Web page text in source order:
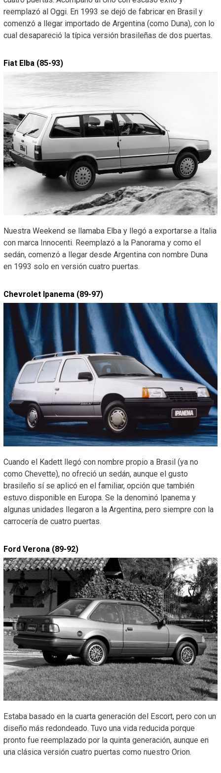
reemplazó al Oggi. En 1993 se dejó de fabricar en Brasil y
comenzó a llegar importado de Argentina (como Duna), con lo
cual desapareció la típica versión brasileñas de dos puertas.
Fiat Elba (85-93)
Nuestra Weekend se llamaba Elba y llegó a exportarse a Italia
con marca Innocenti. Reemplazó a la Panorama y como el
sedán, comenzó a llegar desde Argentina con nombre Duna
en 1993 solo en versión cuatro puertas.
Chevrolet Ipanema (89-97)
Cuando el Kadett llegó con nombre propio a Brasil (ya no
como Chevette), no ofreció un sedán, aunque el gusto
brasileño sí se aplicó en el familiar, opción que también
estuvo disponible en Europa. Se la denominó Ipanema y
algunas unidades llegaron a la Argentina, pero siempre con la
carrocería de cuatro puertas.
Ford Verona (89-92)
Estaba basado en la cuarta generación del Escort, pero con un
diseño más redondeado. Tuvo una vida reducida porque
pronto fue reemplazado por la quinta generación, aunque en
una clásica versión cuatro puertas como nuestro Orion.